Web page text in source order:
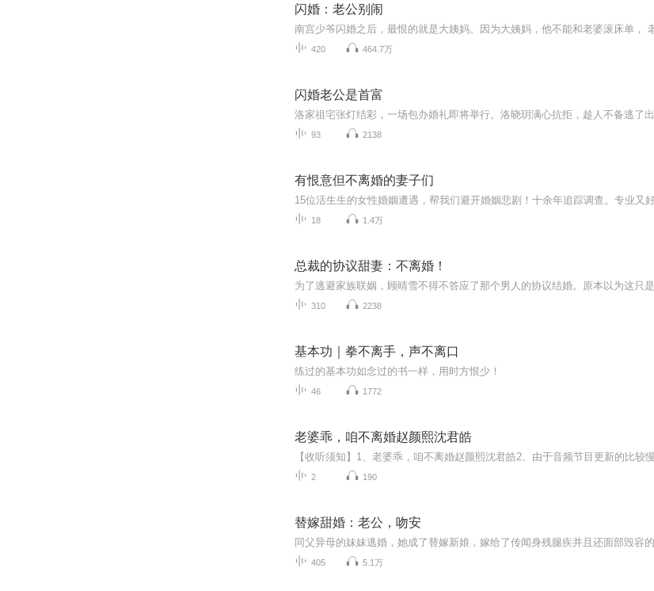
闪婚：老公别闹
420 464.7万
闪婚老公是首富
93 2138
有恨意但不离婚的妻子们
18 1.4万
总裁的协议甜妻：不离婚！
310 2238
基本功｜拳不离手，声不离口
练过的基本功如念过的书一样，用时方恨少！
46 1772
老婆乖，咱不离婚赵颜熙沈君皓
2 190
替嫁甜婚：老公，吻安
405 5.1万